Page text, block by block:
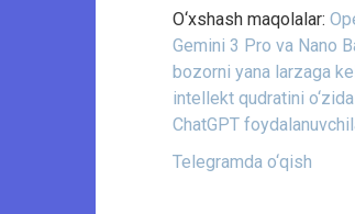
O‘xshash maqolalar:
Gemini 3 Pro va Nano
bozorni yana larzaga
intellekt qudratini
ChatGPT
Telegramda o‘qish